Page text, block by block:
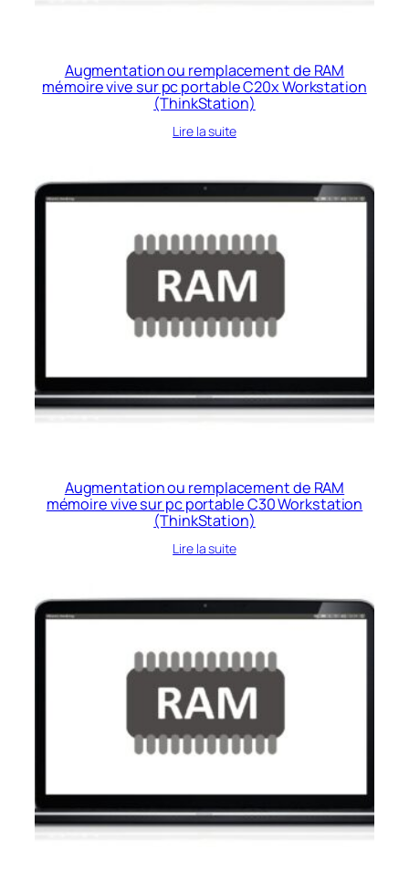
Augmentation ou remplacement de RAM
mémoire vive sur pc portable C20x Workstation
(ThinkStation)
Lire la suite
Augmentation ou remplacement de RAM
mémoire vive sur pc portable C30 Workstation
(ThinkStation)
Lire la suite